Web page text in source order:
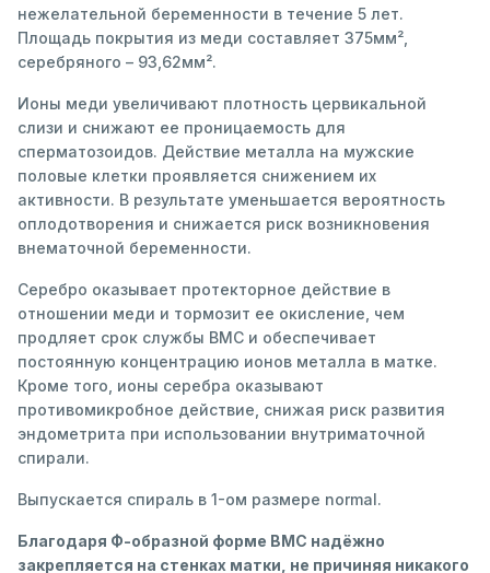
нежелательной беременности в течение 5 лет.
Площадь покрытия из меди составляет 375мм²,
серебряного – 93,62мм².
Ионы меди увеличивают плотность цервикальной
слизи и снижают ее проницаемость для
сперматозоидов. Действие металла на мужские
половые клетки проявляется снижением их
активности. В результате уменьшается вероятность
оплодотворения и снижается риск возникновения
внематочной беременности.
Серебро оказывает протекторное действие в
отношении меди и тормозит ее окисление, чем
продляет срок службы ВМС и обеспечивает
постоянную концентрацию ионов металла в матке.
Кроме того, ионы серебра оказывают
противомикробное действие, снижая риск развития
эндометрита при использовании внутриматочной
спирали.
Выпускается спираль в 1-ом размере normal.
Благодаря Ф-образной форме ВМС надёжно
закрепляется на стенках матки, не причиняя никакого